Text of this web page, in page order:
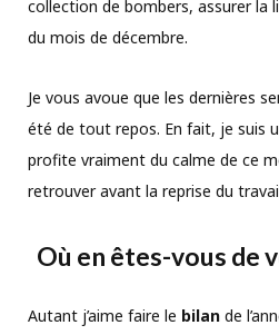
collection de bombers, assurer la
du mois de décembre.
Je vous avoue que les dernières
été de tout repos. En fait, je suis
profite vraiment du calme de ce
retrouver avant la reprise du
Où en êtes-vous de
Autant j’aime faire le bilan de